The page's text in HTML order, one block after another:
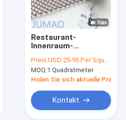
Restaurant-
Innenraum-
für elegante und
praktische
Raumtrennung
Preis:USD 25-95 Per Square Meter
MOQ:1 Quadratmeter
Holen Sie sich aktuelle Preis
Kontakt